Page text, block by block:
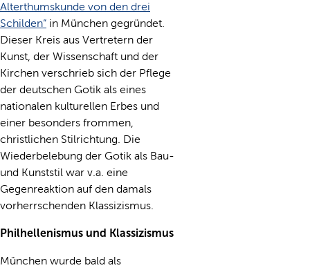
Alterthumskunde von den drei
Schilden“ in München gegründet.
Dieser Kreis aus Vertretern der
Kunst, der Wissenschaft und der
Kirchen verschrieb sich der Pflege
der deutschen Gotik als eines
nationalen kulturellen Erbes und
einer besonders frommen,
christlichen Stilrichtung. Die
Wiederbelebung der Gotik als Bau-
und Kunststil war v.a. eine
Gegenreaktion auf den damals
vorherrschenden Klassizismus.
Philhellenismus und Klassizismus
München wurde bald als